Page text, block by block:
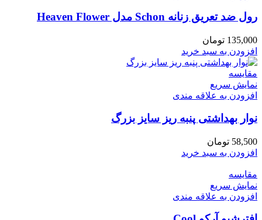
رول ضد تعریق زنانه Schon مدل Heaven Flower
135,000 تومان
افزودن به سبد خرید
مقايسه
نمایش سریع
افزودن به علاقه مندی
نوار بهداشتی پنبه ریز سایز بزرگ
58,500 تومان
افزودن به سبد خرید
مقايسه
نمایش سریع
افزودن به علاقه مندی